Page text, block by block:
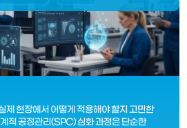
제 현장에서 어떻게 적용해야 할지 고민한
적 공정관리(SPC) 심화 과정은 단순한